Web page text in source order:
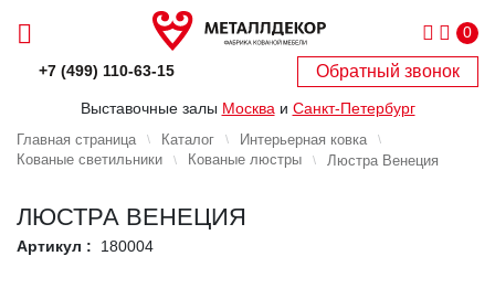
0
+7 (499) 110-63-15 Обратный звонок
Выставочные залы Москва и Санкт-Петербург
Главная страница Каталог
Интерьерная ковка
Кованые светильники
Кованые люстры Люстра Венеция
ЛЮСТРА ВЕНЕЦИЯ
Артикул : 180004